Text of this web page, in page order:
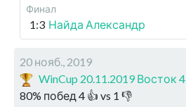
Финал
1:3 Найда Александр
20 нояб., 2019
WinCup 20.11.2019 Восток 4
80% побед 4 👍 vs 1 👎